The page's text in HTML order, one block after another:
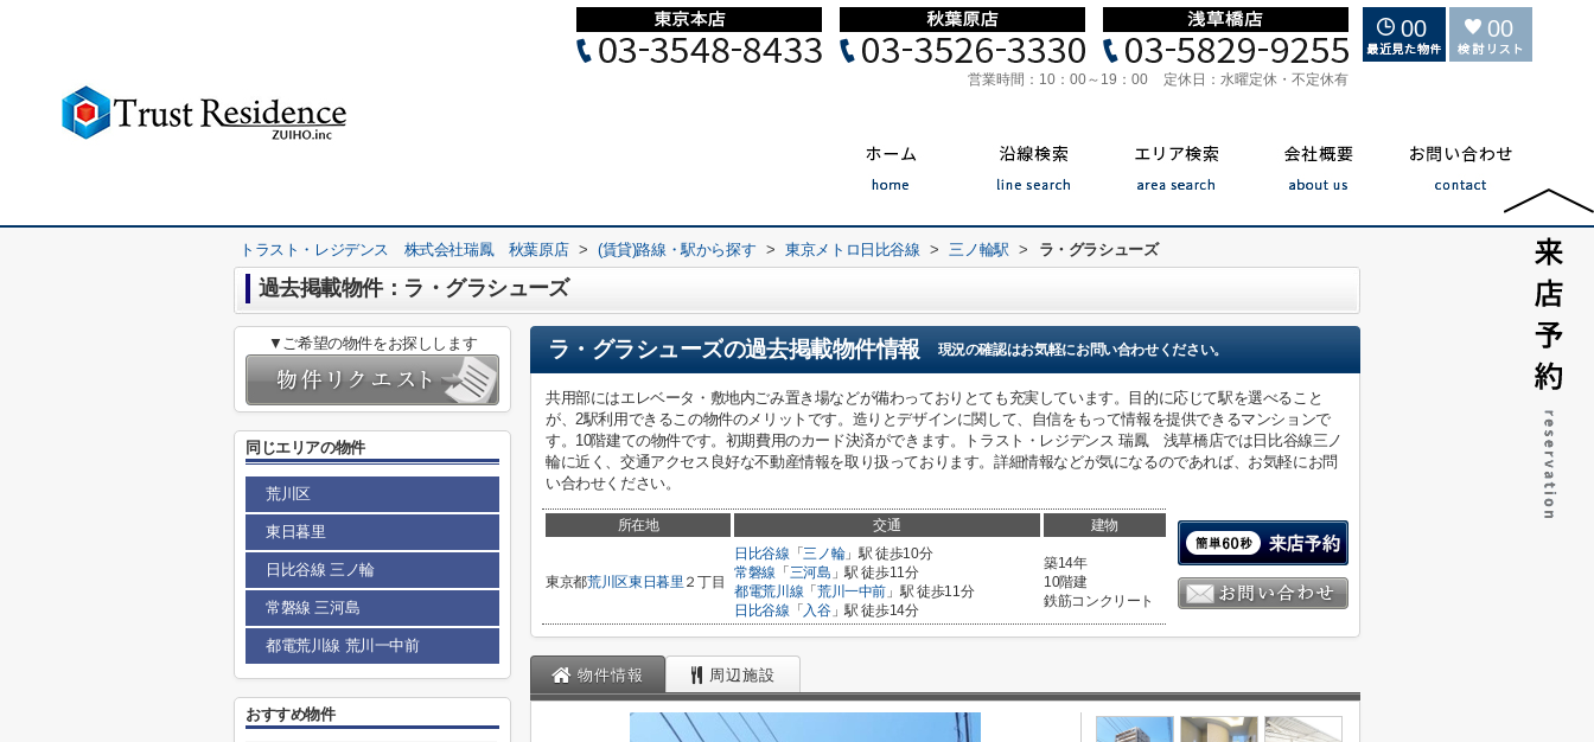
営業時間： 10：00～19：00 定休日： 水曜定休・不定休有
00 00
トラスト・レジデンス 株式会社瑞鳳 秋葉原店 > (賃貸)路線・駅から探す > 東京メトロ日比谷線 > 三ノ輪駅 > ラ・グラシューズ
過去掲載物件：ラ・グラシューズ
ラ・グラシューズの過去掲載物件情報 現況の確認はお気軽にお問い合わせください。
共用部にはエレベータ・敷地内ごみ置き場などが備わっておりとても充実しています。目的に応じて駅を選べること
が、2駅利用できるこの物件のメリットです。造りとデザインに関して、自信をもって情報を提供できるマンションで
す。10階建ての物件です。初期費用のカード決済ができます。トラスト・レジデンス 瑞鳳 浅草橋店では日比谷線三ノ
輪に近く、交通アクセス良好な不動産情報を取り扱っております。詳細情報などが気になるのであれば、お気軽にお問
い合わせください。
所在地 交通 建物
東京都荒川区東日暮里 ２丁目
日比谷線 「三ノ輪」駅 徒歩10分
常磐線 「 三河島 」駅 徒歩11分
都電荒川線 「 荒川一中前 」駅 徒歩11分
日比谷線 「 入谷」駅 徒歩14分
築14年
10階建
鉄筋コンクリート
物件情報 周辺施設
▼ご希望の物件をお探しします
同じエリアの物件
荒川区
東日暮里
日比谷線 三ノ輪
常磐線 三河島
都電荒川線 荒川一中前
おすすめ物件